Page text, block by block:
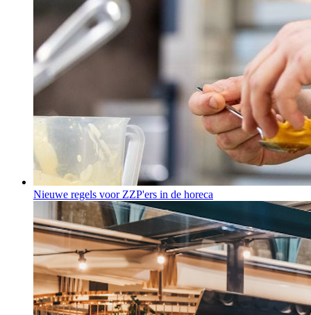
Nieuwe regels voor ZZP'ers in de horeca